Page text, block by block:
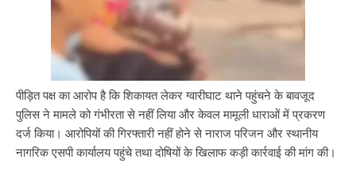
पीड़ित पक्ष का आरोप है कि शिकायत लेकर ग्वारीघाट थाने पहुंचने के बावजूद
पुलिस ने मामले को गंभीरता से नहीं लिया और केवल मामूली धाराओं में प्रकरण
दर्ज किया। आरोपियों की गिरफ्तारी नहीं होने से नाराज परिजन और स्थानीय
नागरिक एसपी कार्यालय पहुंचे तथा दोषियों के खिलाफ कड़ी कार्रवाई की मांग की।